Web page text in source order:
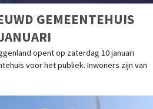
GEMEENTEHUIS
opent op zaterdag 10 januari
voor het publiek. Inwoners zijn van